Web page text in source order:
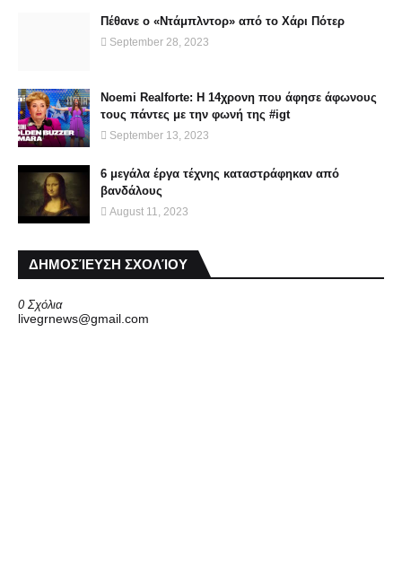
Πέθανε ο «Ντάμπλντορ» από το Χάρι Πότερ
September 28, 2023
Noemi Realforte: Η 14χρονη που άφησε άφωνους
τους πάντες με την φωνή της #igt
September 13, 2023
6 μεγάλα έργα τέχνης καταστράφηκαν από
βανδάλους
August 11, 2023
ΔΗΜΟΣΊΕΥΣΗ ΣΧΟΛΊΟΥ
0 Σχόλια
livegrnews@gmail.com